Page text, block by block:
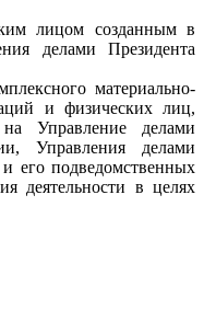
лицом созданным в
делами Президента
материально-
и физических лиц,
Управление делами
Управления делами
его подведомственных
деятельности в целях